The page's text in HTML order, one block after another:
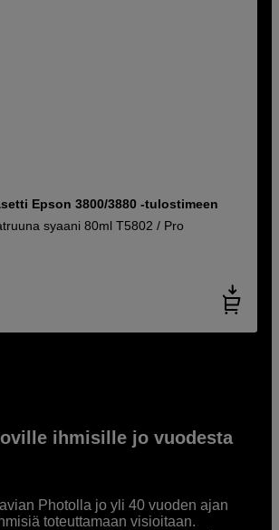
Epson 3800/3880 -tulostimeen
syaani 80ml T5802 / Pro
ihmisille jo vuodesta
Photolla jo yli 40 vuoden ajan
toteuttamaan visioitaan.